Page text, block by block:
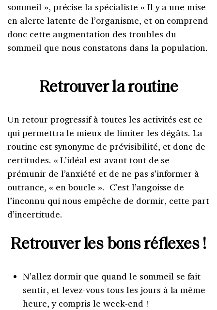
sommeil », précise la spécialiste « Il y a une mise
en alerte latente de l’organisme, et on comprend
donc cette augmentation des troubles du
sommeil que nous constatons dans la population.
Retrouver la routine
Un retour progressif à toutes les activités est ce
qui permettra le mieux de limiter les dégâts. La
routine est synonyme de prévisibilité, et donc de
certitudes. « L’idéal est avant tout de se
prémunir de l’anxiété et de ne pas s’informer à
outrance, « en boucle ». C’est l’angoisse de
l’inconnu qui nous empêche de dormir, cette part
d’incertitude.
Retrouver les bons réflexes !
N’allez dormir que quand le sommeil se fait
sentir, et levez-vous tous les jours à la même
heure, y compris le week-end !